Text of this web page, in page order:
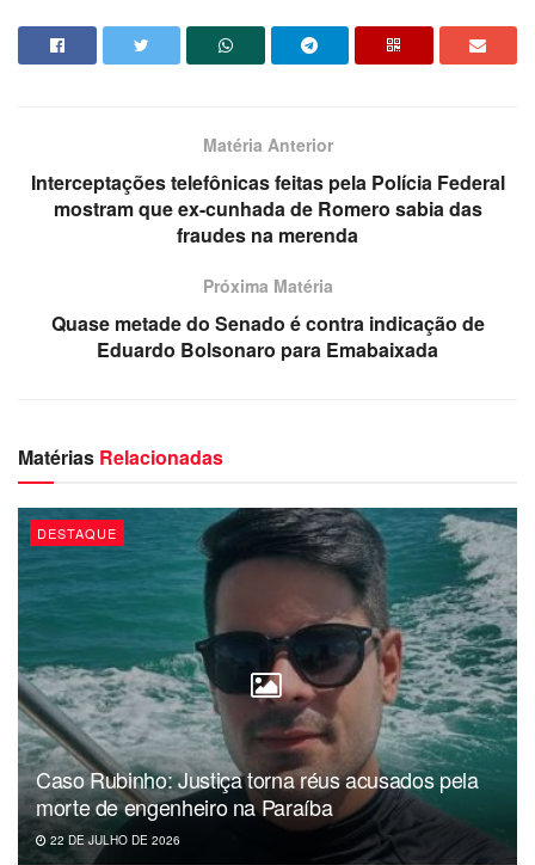
que reforma da Previdência. Sob aplausos, o presidente
da Câmara, Rodrigo Maia (DEM-RJ), proclamou o
3. O Hospital Universitário Lauro Wanderley (HULW)
Paraíba. A vítima é um homem de 58 anos, residente do
município do Conde. De acordo com o hospital, o paciente
está internado desde o dia 26 de julho e já está recebendo
o tratamento adequado e seu quadro é considerado
estável.
Matéria Anterior
Interceptações telefônicas feitas pela Polícia Federal
mostram que ex-cunhada de Romero sabia das
fraudes na merenda
Próxima Matéria
Quase metade do Senado é contra indicação de
Eduardo Bolsonaro para Emabaixada
Matérias Relacionadas
DESTAQUE
Caso Rubinho: Justiça torna réus acusados pela
morte de engenheiro na Paraíba
22 DE JULHO DE 2026